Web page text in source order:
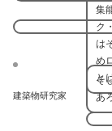
集
ク
は
め
と
建築物研究家
そ
あ